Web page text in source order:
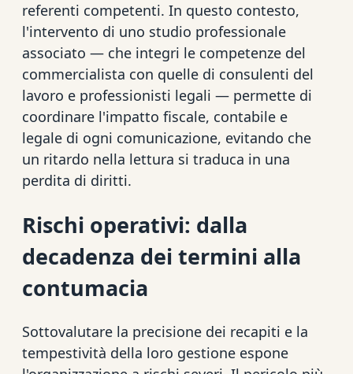
referenti competenti. In questo contesto,
l'intervento di uno studio professionale
associato — che integri le competenze del
commercialista con quelle di consulenti del
lavoro e professionisti legali — permette di
coordinare l'impatto fiscale, contabile e
legale di ogni comunicazione, evitando che
un ritardo nella lettura si traduca in una
perdita di diritti.
Rischi operativi: dalla
decadenza dei termini alla
contumacia
Sottovalutare la precisione dei recapiti e la
tempestività della loro gestione espone